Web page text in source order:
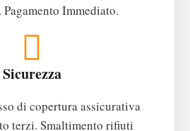
Immediato.
Sicurezza
di copertura assicurativa
terzi. Smaltimento rifiuti